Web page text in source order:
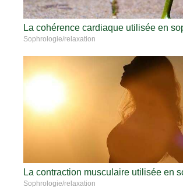
La cohérence cardiaque utilisée en
Sophrologie/relaxation
La contraction musculaire utilisée en
Sophrologie/relaxation